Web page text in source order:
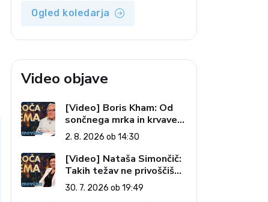
Ogled koledarja
Video objave
[Video] Boris Kham: Od
sončnega mrka in krvave
lune do slovenskih
pečatov v vesolju (Vroča
tema, 2. 8. 2026)
2. 8. 2026 ob 14:30
[Video] Nataša Simončič:
Takih težav ne privoščiš
nikomur (Vroča tema, 30.
7. 2026)
30. 7. 2026 ob 19:49